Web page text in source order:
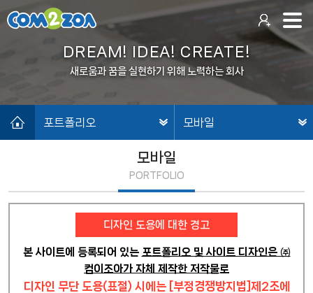
DREAM! IDEA! CREATE!
새로움과 꿈을 실현하기 위해 노력하는 회사
포트폴리오 모바일
모바일
PORTFOLIO
디자인 도용에 대한 경고
본 사이트에 등록되어 있는 포트폴리오 및 사이트 디자인은 ㈜
컴이조아가 자체 제작한 저작물로
디자인 무단 도용(표절) 시에는 [부정경쟁방지법]제2조에